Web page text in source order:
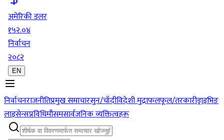
अमेरिकी डलर
१५२.०४
निर्वाचन
२०८२
EN
निर्वाचनराजनीतिप्रमुख समाचारसुन/चाँदीविदेशी मुद्राफलफूल/तरकारीड्राइभिङ
लाइसेन्सप्रविधिमौसमसार्वजनिक व्यक्तित्वहरू